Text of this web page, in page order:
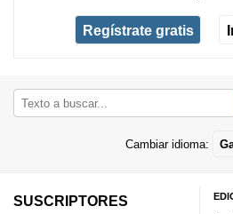
Regístrate gratis
Cambiar idioma:
SUSCRIPTORES